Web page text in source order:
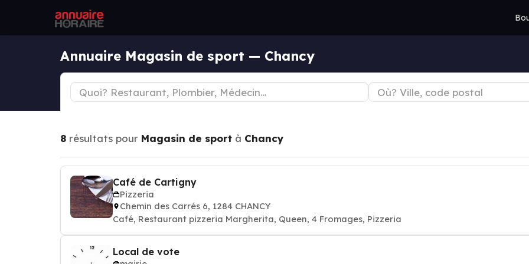
Annuaire Magasin de sport — Chancy
8 résultats pour Magasin de sport à Chancy
Café de Cartigny
Pizzeria
Chemin des Carrés 6, 1284 CHANCY
Café, Restaurant pizzeria Margherita, Queen, 4 Fromages, Pizzeria
Local de vote